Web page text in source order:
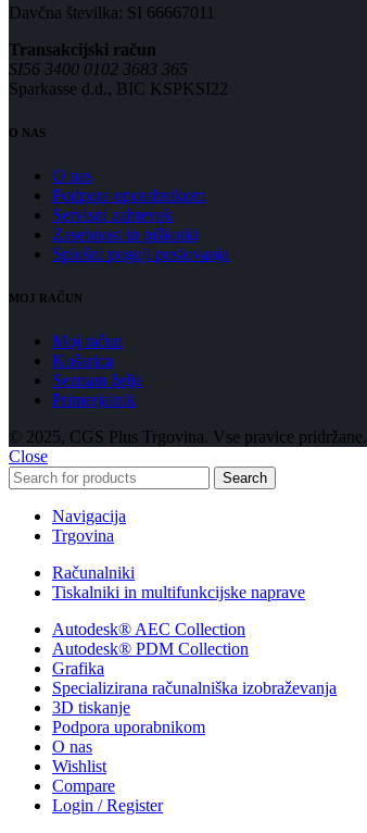
Davčna številka: SI 66667011
Transakcijski račun
SI56 3400 0102 3683 365
Sparkasse d.d., BIC KSPKSI22
O NAS
O nas
Podpora uporabnikom
Servisni zahtevek
Zasebnost in piškotki
Splošni pogoji poslovanja
MOJ RAČUN
Moj račun
Košarica
Seznam želja
Primerjalnik
© 2025, CGS Plus Trgovina. Vse pravice pridržane.
Close
Search
Navigacija
Trgovina
Računalniki
Tiskalniki in multifunkcijske naprave
Autodesk® AEC Collection
Autodesk® PDM Collection
Grafika
Specializirana računalniška izobraževanja
3D tiskanje
Podpora uporabnikom
O nas
Wishlist
Compare
Login / Register